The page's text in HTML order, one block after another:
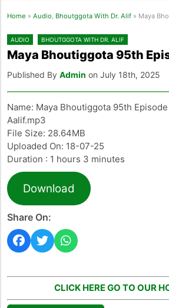
Home » Audio, Bhoutggota With Dr. Alif » Maya
AUDIO BHOUTGGOTA WITH DR. ALIF
Maya Bhoutiggota 95th
Published By Admin on July 18th, 2025
Name: Maya Bhoutiggota 95th
Aalif.mp3
File Size: 28.64MB
Uploaded On: 18-07-25
Duration : 1 hours 3 minutes
Download
Share On:
CLICK HERE GO TO OUR